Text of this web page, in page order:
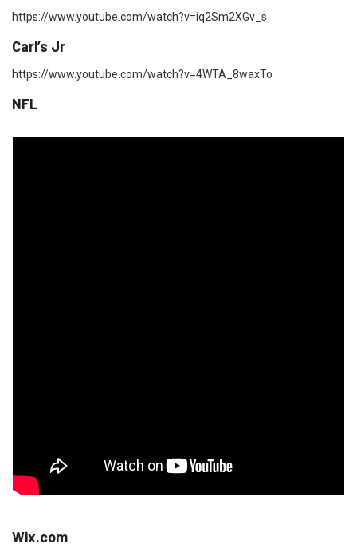
https://www.youtube.com/watch?v=iq2Sm2XGv_s
Carl’s Jr
https://www.youtube.com/watch?v=4WTA_8waxTo
NFL
Wix.com